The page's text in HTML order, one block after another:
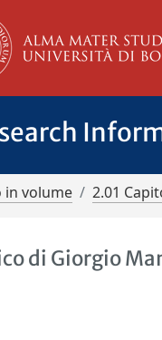
in volume 2.01
di Giorgio